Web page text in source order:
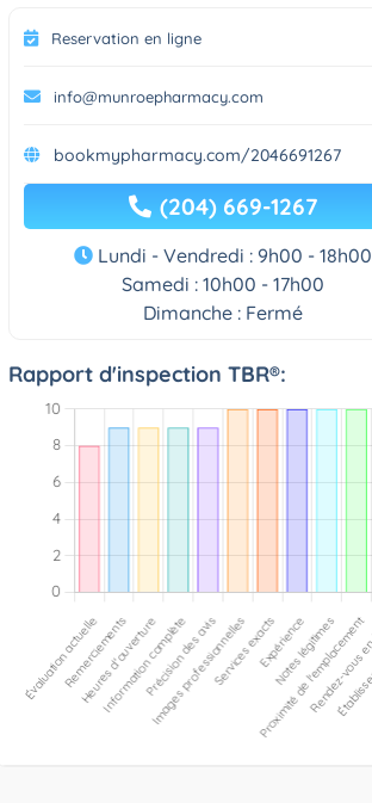
Reservation en ligne
info@munroepharmacy.com
bookmypharmacy.com/2046691267
(204) 669-1267
Lundi - Vendredi : 9h00 - 18h00
Samedi : 10h00 - 17h00
Dimanche : Fermé
Rapport d'inspection TBR®: